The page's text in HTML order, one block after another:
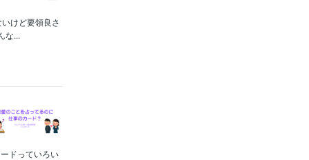
けど要領良さ
な...
ドっていろい